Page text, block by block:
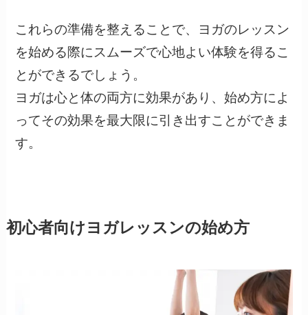
これらの準備を整えることで、ヨガのレッスン
を始める際にスムーズで心地よい体験を得るこ
とができるでしょう。
ヨガは心と体の両方に効果があり、始め方によ
ってその効果を最大限に引き出すことができま
す。
初心者向けヨガレッスンの始め方